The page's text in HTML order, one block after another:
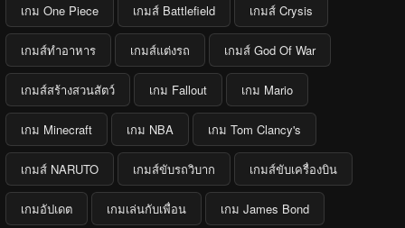
เกม One Piece เกมส์ Battlefield เกมส์ Crysis
เกมส์ทำอาหาร เกมส์แต่งรถ เกมส์ God Of War
เกมส์สร้างสวนสัตว์ เกม Fallout เกม Mario
เกม Minecraft เกม NBA เกม Tom Clancy's
เกมส์ NARUTO เกมส์ขับรถวิบาก เกมส์ขับเครื่องบิน
เกมอัปเดต เกมเล่นกับเพื่อน เกม James Bond